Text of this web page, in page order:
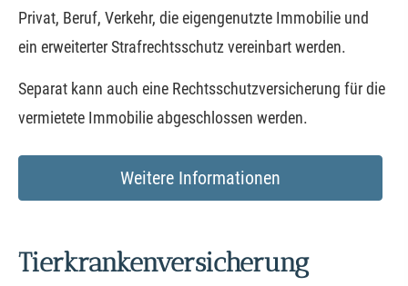
Privat, Beruf, Verkehr, die eigengenutzte Immobilie und
ein erweiterter Strafrechtsschutz vereinbart werden.
Separat kann auch eine Rechts­schutz­ver­si­che­rung für die
vermietete Immobilie abgeschlossen werden.
Weitere Informationen
Tierkrankenversicherung